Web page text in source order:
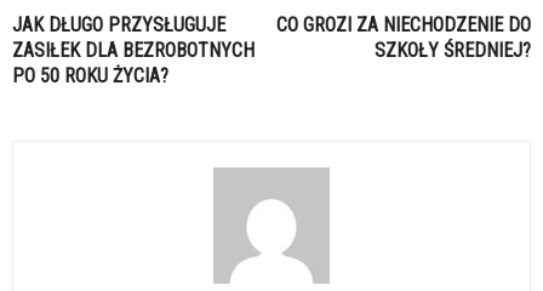
JAK DŁUGO PRZYSŁUGUJE
ZASIŁEK DLA BEZROBOTNYCH
PO 50 ROKU ŻYCIA?
CO GROZI ZA NIECHODZENIE DO
SZKOŁY ŚREDNIEJ?